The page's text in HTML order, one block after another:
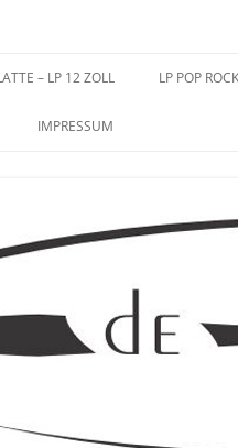
– LP 12 ZOLL LP POP
IMPRESSUM